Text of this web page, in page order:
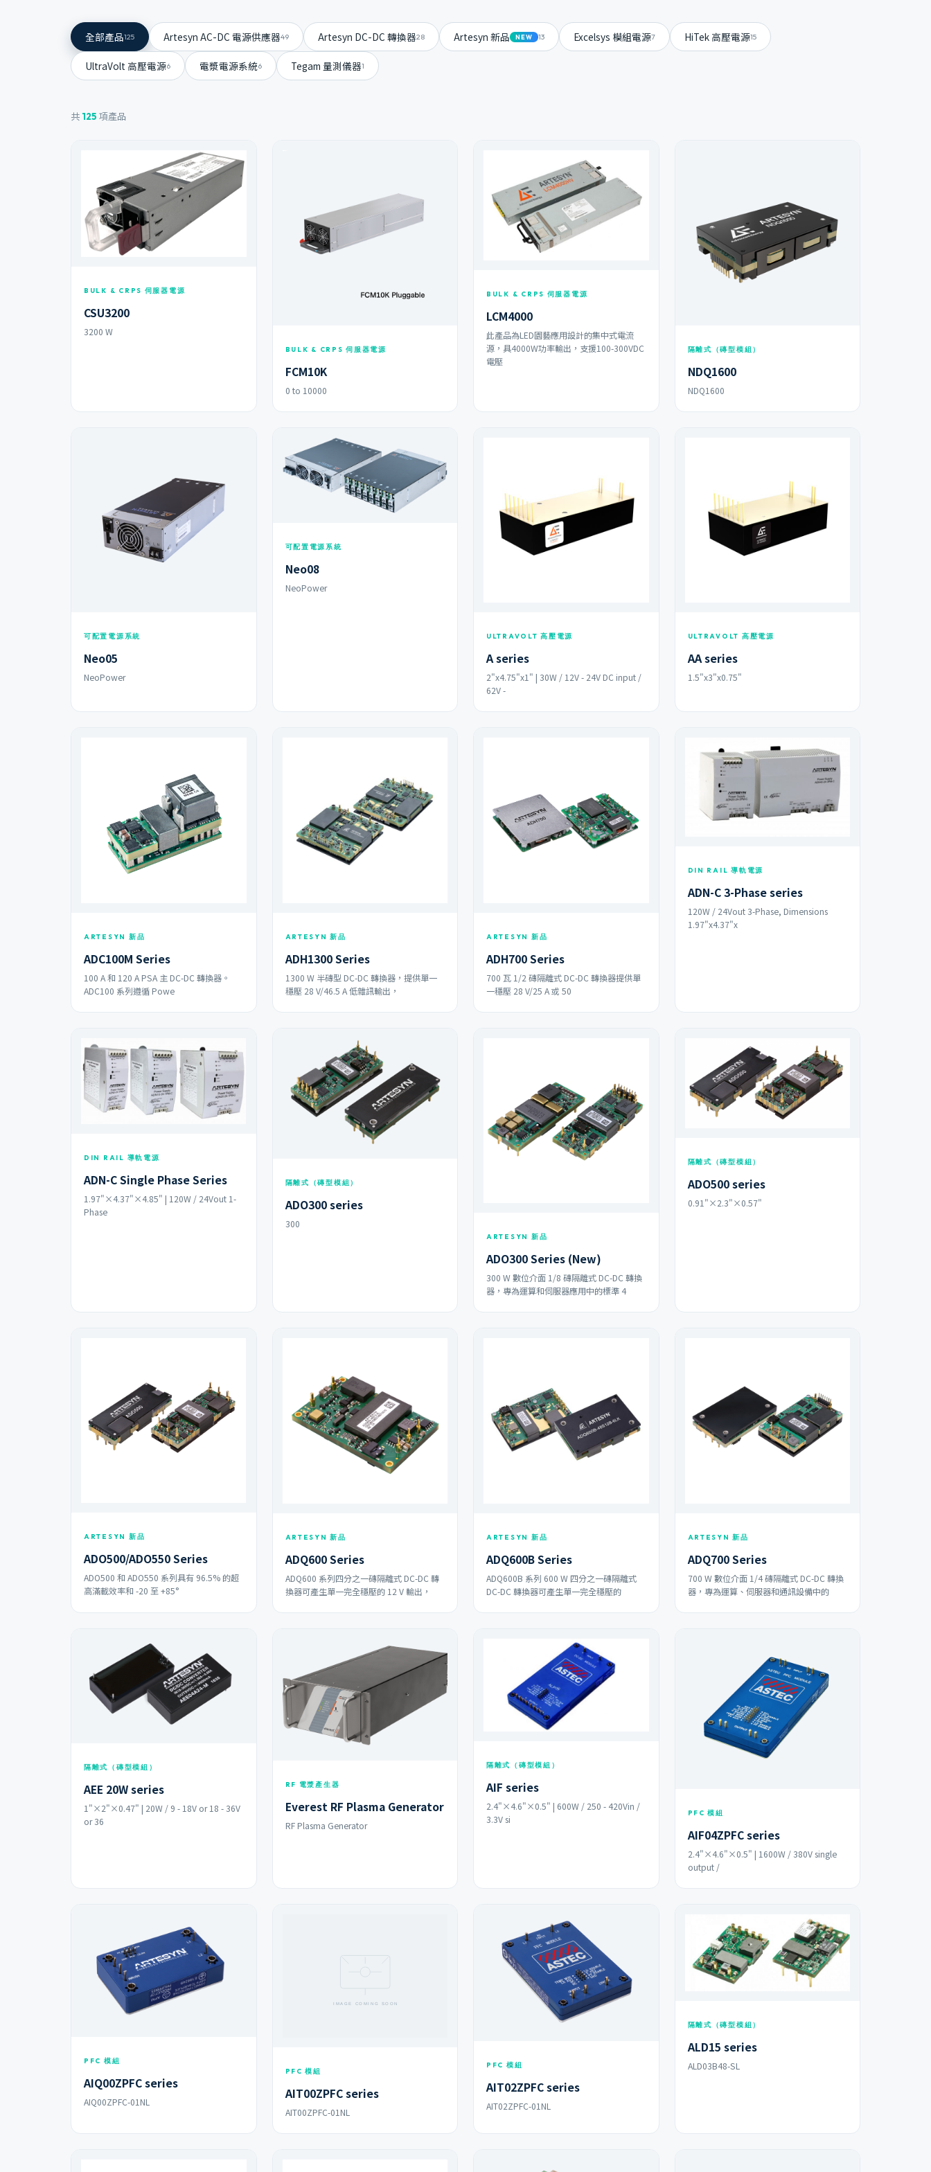
全部產品125 Artesyn AC-DC 電源供應器49 Artesyn DC-DC 轉換器28 Artesyn 新品 NEW 13 Excelsys 模組電源7 HiTek 高壓電源15
UltraVolt 高壓電源6 電漿電源系統6 Tegam 量測儀器1
共 125 項產品
BULK & CRPS 伺服器電源
CSU3200
3200 W
BULK & CRPS 伺服器電源
FCM10K
0 to 10000
BULK & CRPS 伺服器電源
LCM4000
此產品為LED園藝應用設計的集中式電流
源，具4000W功率輸出，支援100-300VDC
電壓
隔離式（磚型模組）
NDQ1600
NDQ1600
可配置電源系統
Neo05
NeoPower
可配置電源系統
Neo08
NeoPower
ULTRAVOLT 高壓電源
A series
2"x4.75"x1" | 30W / 12V - 24V DC input /
62V -
ULTRAVOLT 高壓電源
AA series
1.5"x3"x0.75"
ARTESYN 新品
ADC100M Series
100 A 和 120 A PSA 主 DC-DC 轉換器。
ADC100 系列遵循 Powe
ARTESYN 新品
ADH1300 Series
1300 W 半磚型 DC-DC 轉換器，提供單一
穩壓 28 V/46.5 A 低雜訊輸出，
ARTESYN 新品
ADH700 Series
700 瓦 1/2 磚隔離式 DC-DC 轉換器提供單
一穩壓 28 V/25 A 或 50
DIN RAIL 導軌電源
ADN-C 3-Phase series
120W / 24Vout 3-Phase, Dimensions
1.97"x4.37"x
DIN RAIL 導軌電源
ADN-C Single Phase Series
1.97"×4.37"×4.85" | 120W / 24Vout 1-
Phase
隔離式（磚型模組）
ADO300 series
300
ARTESYN 新品
ADO300 Series (New)
300 W 數位介面 1/8 磚隔離式 DC-DC 轉換
器，專為運算和伺服器應用中的標準 4
隔離式（磚型模組）
ADO500 series
0.91"×2.3"×0.57"
ARTESYN 新品
ADO500/ADO550 Series
ADO500 和 ADO550 系列具有 96.5% 的超
高滿載效率和 -20 至 +85°
ARTESYN 新品
ADQ600 Series
ADQ600 系列四分之一磚隔離式 DC-DC 轉
換器可產生單一完全穩壓的 12 V 輸出，
ARTESYN 新品
ADQ600B Series
ADQ600B 系列 600 W 四分之一磚隔離式
DC-DC 轉換器可產生單一完全穩壓的
ARTESYN 新品
ADQ700 Series
700 W 數位介面 1/4 磚隔離式 DC-DC 轉換
器，專為運算、伺服器和通訊設備中的
隔離式（磚型模組）
AEE 20W series
1"×2"×0.47" | 20W / 9 - 18V or 18 - 36V
or 36
RF 電漿產生器
Everest RF Plasma Generator
RF Plasma Generator
隔離式（磚型模組）
AIF series
2.4"×4.6"×0.5" | 600W / 250 - 420Vin /
3.3V si
PFC 模組
AIF04ZPFC series
2.4"×4.6"×0.5" | 1600W / 380V single
output /
PFC 模組
AIQ00ZPFC series
AIQ00ZPFC-01NL
PFC 模組
AIT00ZPFC series
AIT00ZPFC-01NL
PFC 模組
AIT02ZPFC series
AIT02ZPFC-01NL
隔離式（磚型模組）
ALD15 series
ALD03B48-SL